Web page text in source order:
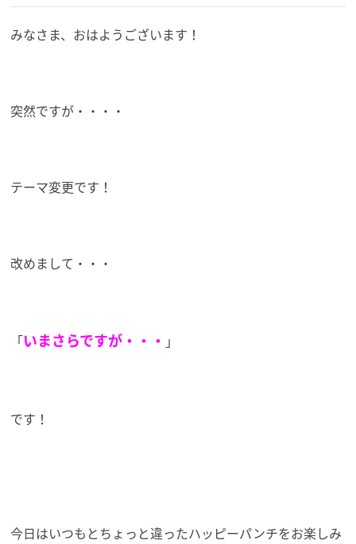
みなさま、おはようございます！
突然ですが・・・・
テーマ変更です！
改めまして・・・
「いまさらですが・・・ 」
です！
今日はいつもとちょっと違ったハッピーパンチをお楽しみ